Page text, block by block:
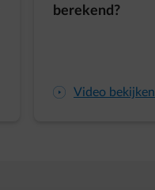
berekend?
arrow-play-fwd Video bekijken